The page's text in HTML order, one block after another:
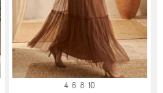
4 6 8 10